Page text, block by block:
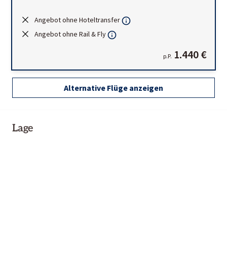
Angebot ohne Hoteltransfer
Angebot ohne Rail & Fly
p.P. 1.440 €
Alternative Flüge anzeigen
Lage